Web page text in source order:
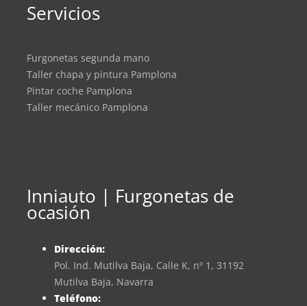
Servicios
Furgonetas segunda mano
Taller chapa y pintura Pamplona
Pintar coche Pamplona
Taller mecánico Pamplona
Inniauto | Furgonetas de
ocasión
Dirección:
Pol. Ind. Mutilva Baja, Calle K, nº 1, 31192
Mutilva Baja, Navarra
Teléfono: